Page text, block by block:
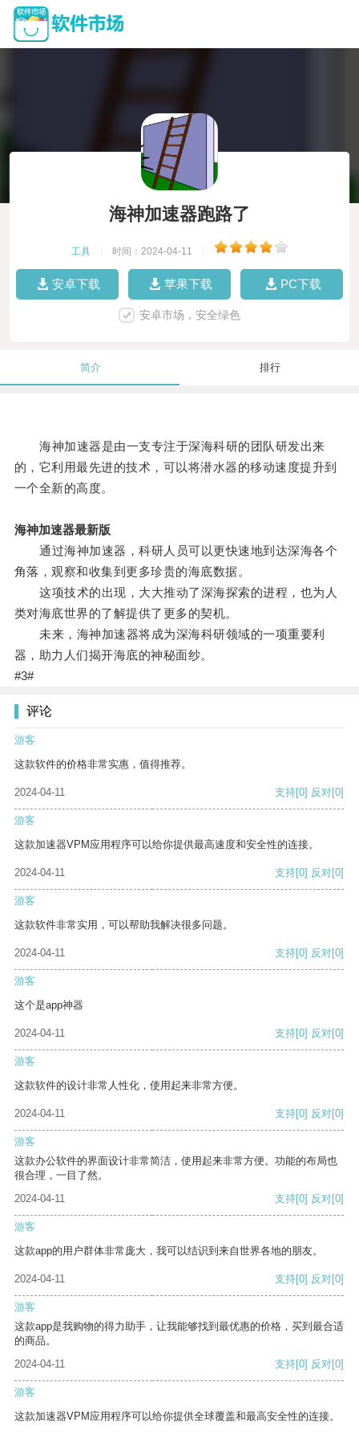
海神加速器跑路了
工具 时间：2024-04-11
安卓下载 苹果下载 PC下载
安卓市场，安全绿色
简介 排行
海神加速器是由一支专注于深海科研的团队研发出来
的，它利用最先进的技术，可以将潜水器的移动速度提升到
一个全新的高度。
海神加速器最新版
通过海神加速器，科研人员可以更快速地到达深海各个
角落，观察和收集到更多珍贵的海底数据。
这项技术的出现，大大推动了深海探索的进程，也为人
类对海底世界的了解提供了更多的契机。
未来，海神加速器将成为深海科研领域的一项重要利
器，助力人们揭开海底的神秘面纱。
#3#
评论
游客
这款软件的价格非常实惠，值得推荐。
2024-04-11 支持[0] 反对[0]
游客
这款加速器VPM应用程序可以给你提供最高速度和安全性的连接。
2024-04-11 支持[0] 反对[0]
游客
这款软件非常实用，可以帮助我解决很多问题。
2024-04-11 支持[0] 反对[0]
游客
这个是app神器
2024-04-11 支持[0] 反对[0]
游客
这款软件的设计非常人性化，使用起来非常方便。
2024-04-11 支持[0] 反对[0]
游客
这款办公软件的界面设计非常简洁，使用起来非常方便。功能的布局也
很合理，一目了然。
2024-04-11
支持[0] 反对[0]
游客
这款app的用户群体非常庞大，我可以结识到来自世界各地的朋友。
2024-04-11 支持[0] 反对[0]
游客
这款app是我购物的得力助手，让我能够找到最优惠的价格，买到最合适
的商品。
2024-04-11
支持[0] 反对[0]
游客
这款加速器VPM应用程序可以给你提供全球覆盖和最高安全性的连接。